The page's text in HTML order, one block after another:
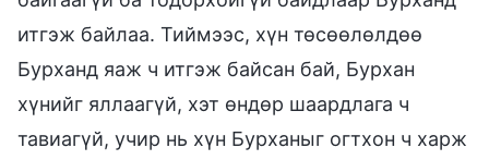
итгэж байлаа. Тиймээс, хүн төсөөлөлдөө
Бурханд яаж ч итгэж байсан бай, Бурхан
хүнийг яллаагүй, хэт өндөр шаардлага ч
тавиагүй, учир нь хүн Бурханыг огтхон ч харж